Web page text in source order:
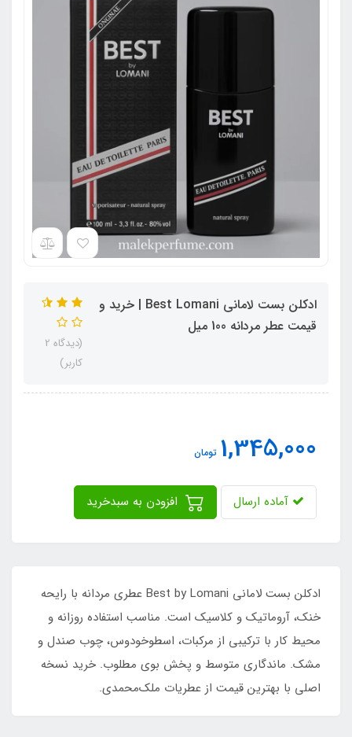
ادکلن بست لامانی Best Lomani | خرید و
قیمت عطر مردانه 100 میل
(دیدگاه 2
کاربر)
1,345,000 تومان
آماده ارسال
ادکلن بست لامانی Best by Lomani عطری مردانه با رایحه
خنک، آروماتیک و کلاسیک است. مناسب استفاده روزانه و
محیط کار با ترکیبی از مرکبات، اسطوخودوس، چوب صندل و
مشک. ماندگاری متوسط و پخش بوی مطلوب. خرید نسخه
اصلی با بهترین قیمت از عطریات ملک‌محمدی.